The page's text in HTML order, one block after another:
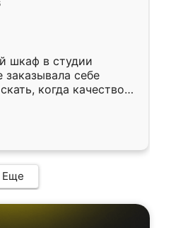
шкаф в студии
заказывала себе
когда качеством
кухня уже почти
Еще